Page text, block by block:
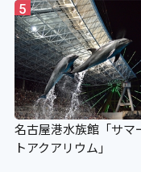
5
名古屋港水族館「サマ
トアクアリウム」